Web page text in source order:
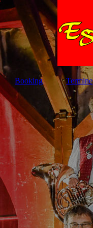
Booking Termine